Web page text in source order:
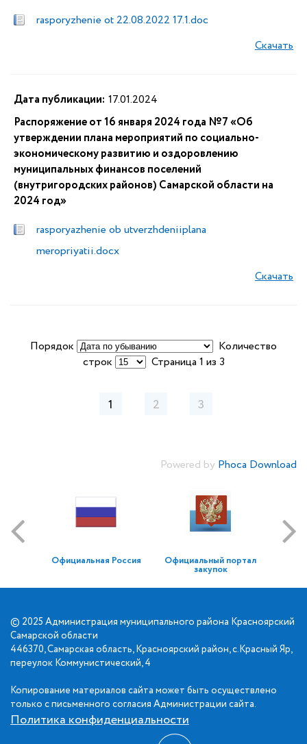
rasporyzhenie ot 22.08.2022 17.1.doc
Скачать
Дата публикации: 17.01.2024
Распоряжение от 16 января 2024 года №7 «Об
утверждении плана мероприятий по социально-
экономическому развитию и оздоровлению
муниципальных финансов поселений
(внутригородских районов) Самарской области на
2024 год»
rasporyazhenie ob utverzhdeniiplana
meropriyatii.docx
Скачать
Порядок
Количество
строк
Страница 1 из 3
1 2 3
Powered by Phoca Download
Официальная Россия Официальный портал
закупок
© 2025 Администрация муниципального района Красноярский
Самарской области
446370, Самарская область, Красноярский район, с.Красный Яр,
переулок Коммунистический, 4
Копирование материалов сайта может быть осуществлено
только с письменного согласия Администрации сайта.
Политика конфиденциальности